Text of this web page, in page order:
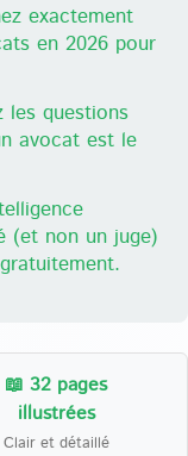
exactement
en 2026 pour
les questions
avocat est le
(et non un juge)
📖 32 pages
illustrées
Clair et détaillé